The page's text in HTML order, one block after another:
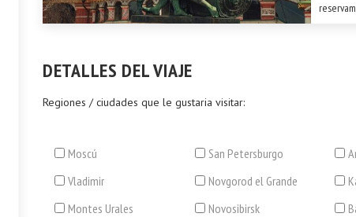
DETALLES DEL VIAJE
Regiones / ciudades que le gustaria visitar:
Moscú San Petersburgo
Vladimir
Novgorod el Grande
Montes Urales
Novosibirsk